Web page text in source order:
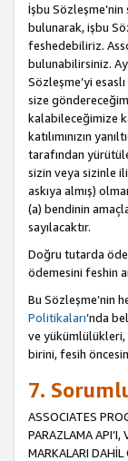
İşbu
bulunarak, işbu
feshedebiliriz.
bulunabilirsiniz.
Sözleşme’yi
size
kalabileceğimize
katılımınızın
tarafından
sizin veya sizinle
askıya almış)
(a) bendinin
sayılacaktır.
Doğru tutarda
ödemesini feshin
Bu Sözleşme’nin
Politikaları’nda
ve yükümlülükleri,
birini, fesih
7.
ASSOCIATES
PARAZLAMA API’I,
MARKALARI DAHİL